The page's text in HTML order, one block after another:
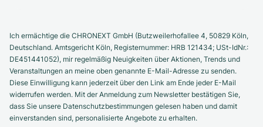
Ich ermächtige die CHRONEXT GmbH (Butzweilerhofallee 4, 50829 Köln,
Deutschland. Amtsgericht Köln, Registernummer: HRB 121434; USt-IdNr.:
DE451441052), mir regelmäßig Neuigkeiten über Aktionen, Trends und
Veranstaltungen an meine oben genannte E-Mail-Adresse zu senden.
Diese Einwilligung kann jederzeit über den Link am Ende jeder E-Mail
widerrufen werden. Mit der Anmeldung zum Newsletter bestätigen Sie,
dass Sie unsere Datenschutzbestimmungen gelesen haben und damit
einverstanden sind, personalisierte Angebote zu erhalten.